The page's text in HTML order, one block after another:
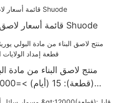
قائمة أسعار لاصق البناء سريع الجفاف من Shuode